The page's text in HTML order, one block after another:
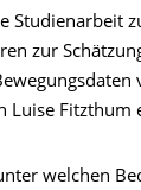
Studienarbeit
zur
Luise Fitzthum
welchen